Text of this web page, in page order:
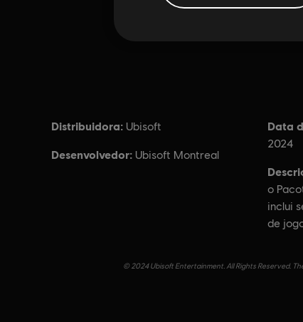
Distribuidora: Ubisoft
Desenvolvedor: Ubisoft Montreal
Data
2024
o
inclui
de
© 2024 Ubisoft Entertainment. All Rights Reserved.